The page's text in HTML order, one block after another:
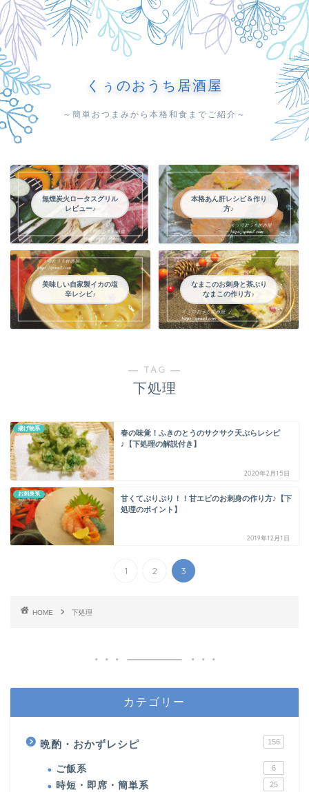
くぅのおうち居酒屋
～簡単おつまみから本格和食までご紹介～
無煙炭火ロータスグリル
レビュー♪
本格あん肝レシピ＆作り
方♪
美味しい自家製イカの塩
辛レシピ♪
なまこのお刺身と茶ぶり
なまこの作り方♪
― TAG ―
下処理
揚げ物系
春の味覚！ふきのとうのサクサク天ぷらレシピ
♪【下処理の解説付き】
2020年2月15日
お刺身系
甘くてぷりぷり！！甘エビのお刺身の作り方♪【下
処理のポイント】
2019年12月1日
1 2 3
HOME 下処理
カテゴリー
晩酌・おかずレシピ 156
ご飯系 6
時短・即席・簡単系 25